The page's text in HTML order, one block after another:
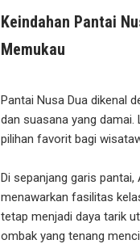
Keindahan Pantai
Memukau
Pantai Nusa Dua dikenal
dan suasana yang damai.
pilihan favorit bagi
Di sepanjang garis
menawarkan fasilitas
tetap menjadi daya tarik
ombak yang tenang